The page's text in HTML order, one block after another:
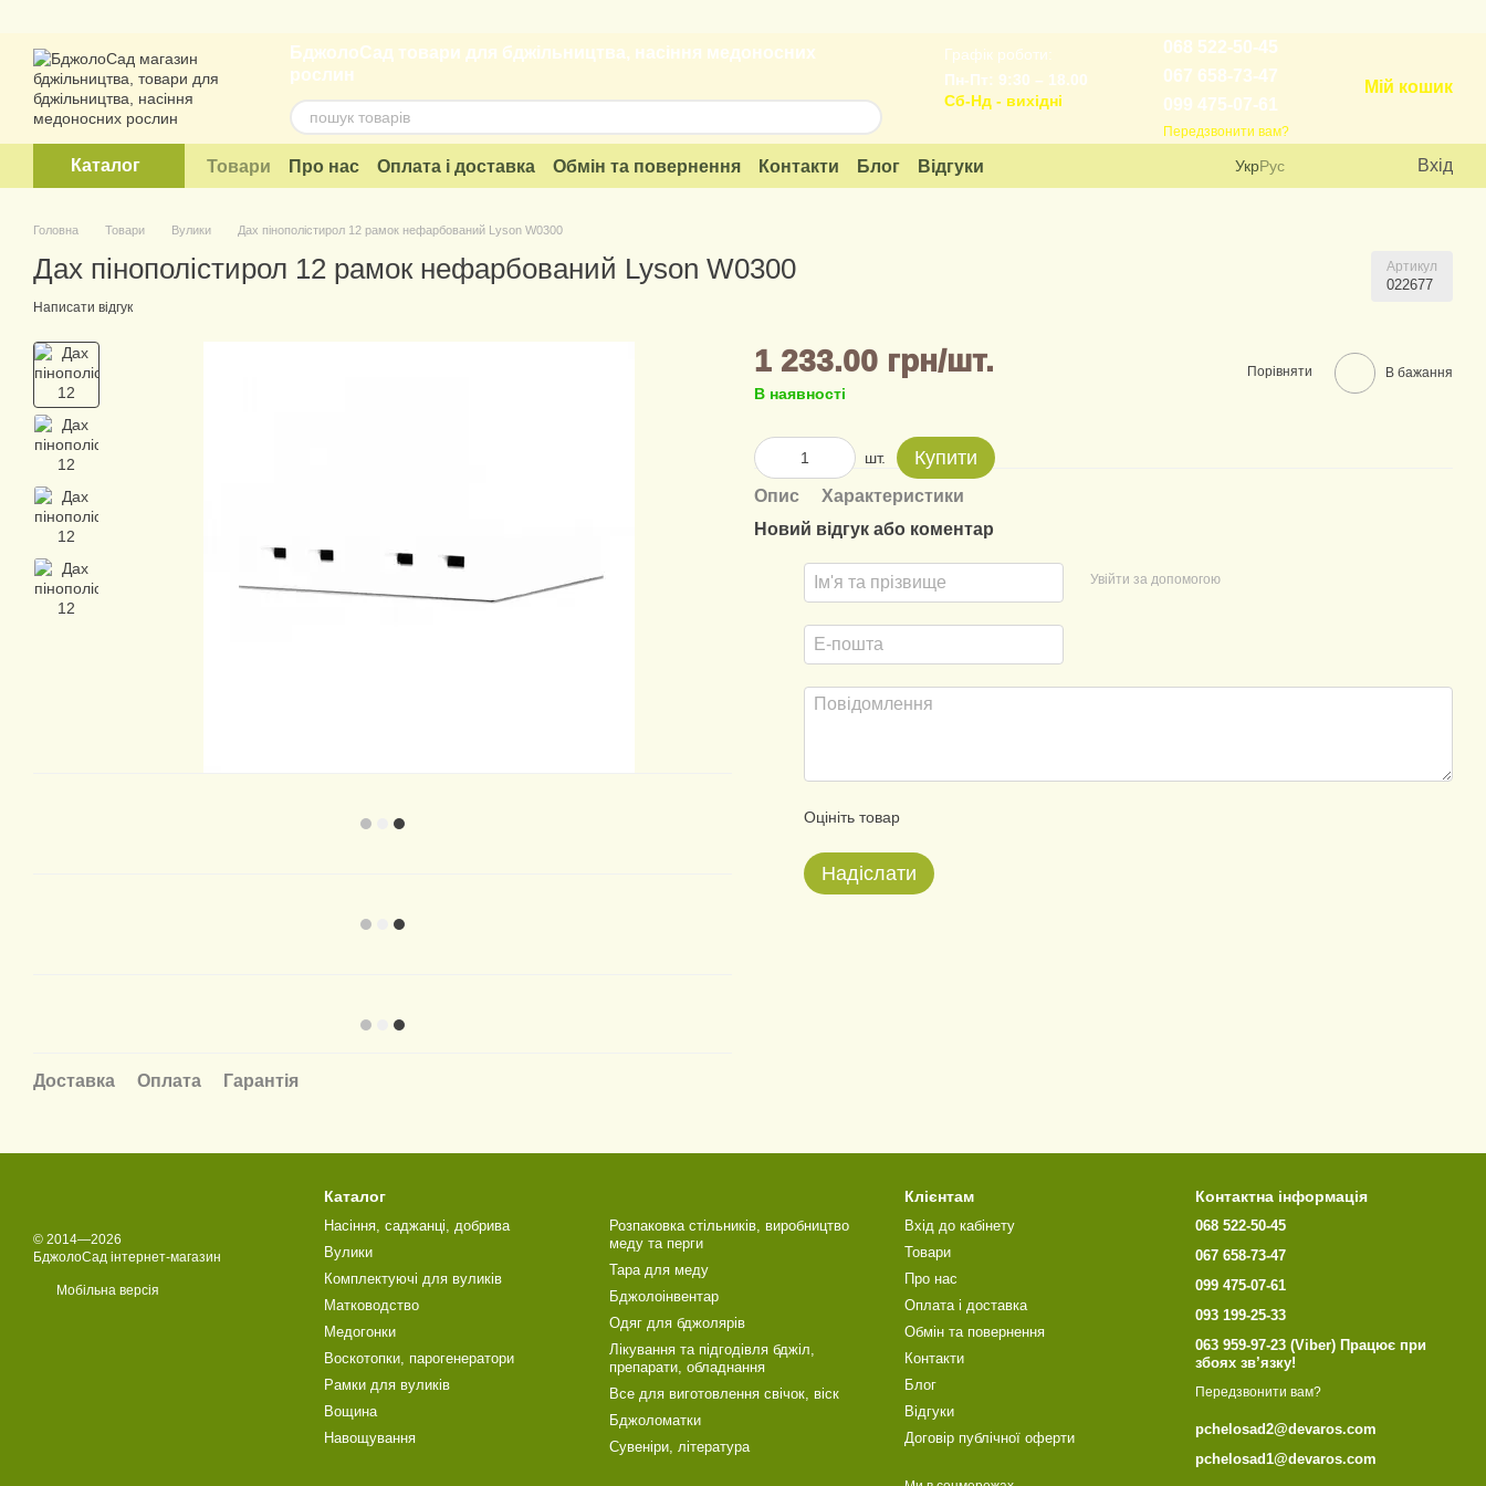
БджолоСад товари для бджільництва, насіння медоносних
рослин
Графік роботи:
Пн-Пт: 9:30 – 18.00
Сб-Нд - вихідні
068 522-50-45
067 658-73-47
099 475-07-61
Передзвонити вам?
Мій кошик
Каталог Товари Про нас Оплата і доставка Обмін та повернення Контакти Блог
Відгуки
Договір публічної оферти
УкрРус Вхід
Головна Товари Вулики Дах пінополістирол 12 рамок нефарбований Lyson W0300
Дах пінополістирол 12 рамок нефарбований Lyson W0300 Артикул
022677
Написати відгук
Доставка Оплата Гарантія
1 233.00 грн/шт.
В наявності
Порівняти В бажання
шт. Купити
Опис
Характеристики
Новий відгук або коментар
Увійти за допомогою
Оцініть товар
Надіслати
© 2014—2026
БджолоСад інтернет-магазин
Мобільна версія
Каталог
Насіння, саджанці, добрива
Вулики
Комплектуючі для вуликів
Матководство
Медогонки
Воскотопки, парогенератори
Рамки для вуликів
Вощина
Навощування
Розпаковка стільників, виробництво
меду та перги
Тара для меду
Бджолоінвентар
Одяг для бджолярів
Лікування та підгодівля бджіл,
препарати, обладнання
Все для виготовлення свічок, віск
Бджоломатки
Сувеніри, література
Клієнтам
Вхід до кабінету
Товари
Про нас
Оплата і доставка
Обмін та повернення
Контакти
Блог
Відгуки
Договір публічної оферти
Контактна інформація
068 522-50-45
067 658-73-47
099 475-07-61
093 199-25-33
063 959-97-23 (Viber) Працює при
збоях зв’язку!
Передзвонити вам?
pchelosad2@devaros.com
pchelosad1@devaros.com